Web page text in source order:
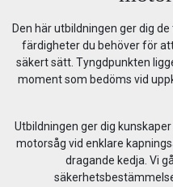
Den här utbildningen ger dig
färdigheter du behöver för
säkert sätt. Tyngdpunkten
moment som bedöms vid
Utbildningen ger dig
motorsåg vid enklare
dragande kedja. Vi